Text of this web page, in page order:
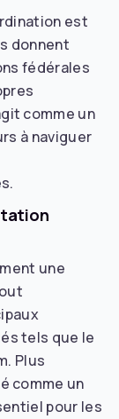
est
donnent
fédérales
comme un
à naviguer
une
tels que le
Plus
comme un
pour les